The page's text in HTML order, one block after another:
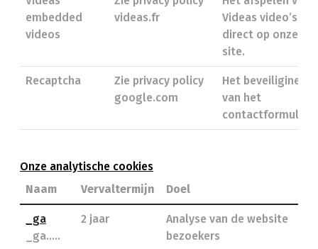
embedded
videos
videas.fr
Videas video’s
direct op onze
site.
Recaptcha
Zie privacy policy
google.com
Het beveiliginen
van het
contactformulier.
Onze analytische cookies
Naam
Vervaltermijn Doel
_ga
_ga.....
2 jaar
Analyse van de website
bezoekers